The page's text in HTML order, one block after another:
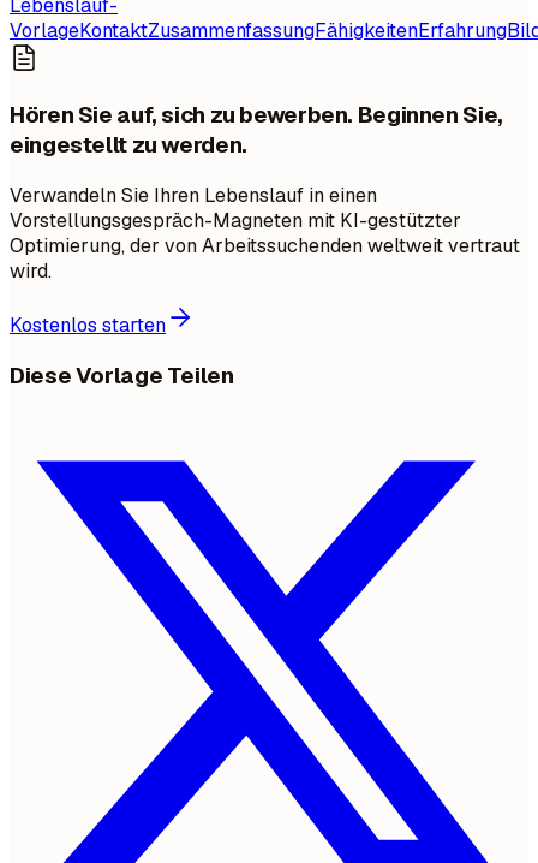
VorlageKontaktZusammenfassungFähigkeitenErfahrung
Hören Sie auf, sich zu bewerben. Beginnen Sie,
eingestellt zu werden.
Verwandeln Sie Ihren Lebenslauf in einen
Vorstellungsgespräch-Magneten mit KI-gestützter
Optimierung, der von Arbeitssuchenden weltweit vertraut
wird.
Kostenlos starten
Diese Vorlage Teilen